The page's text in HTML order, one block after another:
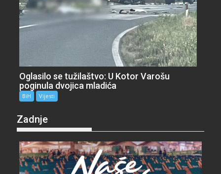
Oglasilo se tužilaštvo: U Kotor Varošu
poginula dvojica mladića
BiH Vijesti
Zadnje